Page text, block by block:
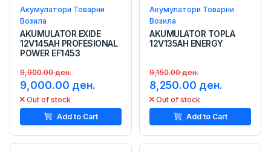
Акумулатори Товарни
Возила
AKUMULATOR EXIDE
12V145AH PROFESIONAL
POWER EF1453
9,900.00 ден.
9,000.00 ден.
Out of stock
Add to Cart
Акумулатори Товарни
Возила
AKUMULATOR TOPLA
12V135AH ENERGY
9,150.00 ден.
8,250.00 ден.
Out of stock
Add to Cart